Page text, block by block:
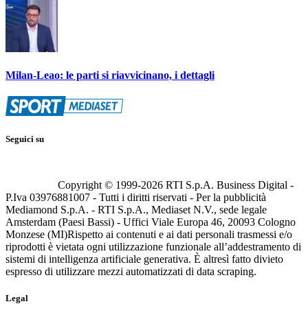
Milan-Leao: le parti si riavvicinano, i dettagli
Seguici su
Copyright © 1999-2026 RTI S.p.A. Business Digital -
P.Iva 03976881007 - Tutti i diritti riservati - Per la pubblicità
Mediamond S.p.A. - RTI S.p.A., Mediaset N.V., sede legale
Amsterdam (Paesi Bassi) - Uffici Viale Europa 46, 20093 Cologno
Monzese (MI)Rispetto ai contenuti e ai dati personali trasmessi e/o
riprodotti è vietata ogni utilizzazione funzionale all’addestramento di
sistemi di intelligenza artificiale generativa. È altresì fatto divieto
espresso di utilizzare mezzi automatizzati di data scraping.
Legal